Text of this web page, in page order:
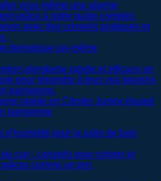
domotique soi-même
rapide en Citroën Jumpy équipé
parisienne
d’humidité pour la salle de bain
cuir : conseils pour colorer et
comme un pro.